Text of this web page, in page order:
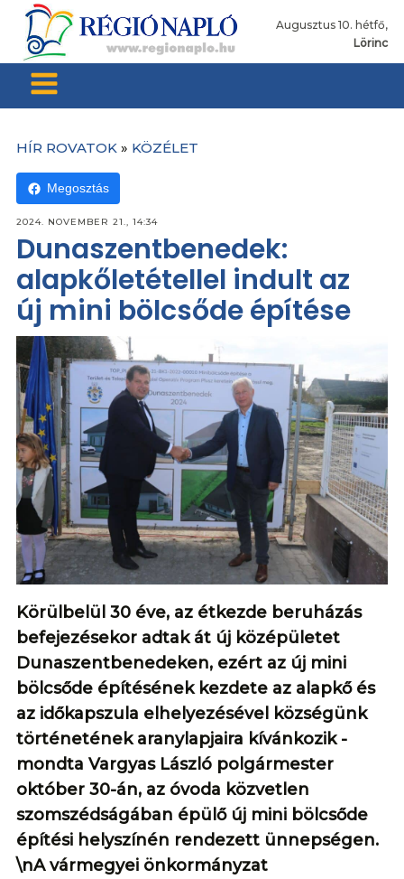
Augusztus 10. hétfő,
Lörinc
HÍR ROVATOK » KÖZÉLET
Megosztás
2024. NOVEMBER 21., 14:34
Dunaszentbenedek:
alapkőletétellel indult az
új mini bölcsőde építése
Körülbelül 30 éve, az étkezde beruházás
befejezésekor adtak át új középületet
Dunaszentbenedeken, ezért az új mini
bölcsőde építésének kezdete az alapkő és
az időkapszula elhelyezésével községünk
történetének aranylapjaira kívánkozik -
mondta Vargyas László polgármester
október 30-án, az óvoda közvetlen
szomszédságában épülő új mini bölcsőde
építési helyszínén rendezett ünnepségen.
\nA vármegyei önkormányzat